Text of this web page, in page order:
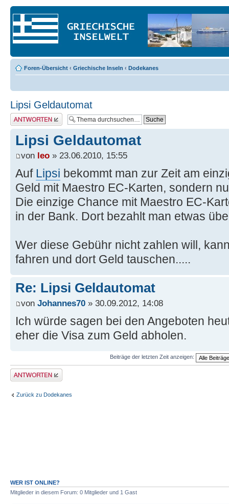
Foren-Übersicht ‹ Griechische Inseln ‹ Dodekanes
Lipsi Geldautomat
Antwort erstellen
Lipsi Geldautomat
von leo » 23.06.2010, 15:55
Auf Lipsi bekommt man zur Zeit am
Geld mit Maestro EC-Karten, sondern
Die einzige Chance mit Maestro EC-
in der Bank. Dort bezahlt man etwas
Wer diese Gebühr nicht zahlen will,
fahren und dort Geld tauschen.....
Re: Lipsi Geldautomat
von Johannes70 » 30.09.2012, 14:08
Ich würde sagen bei den Angeboten
eher die Visa zum Geld abholen.
Beiträge der letzten Zeit anzeigen:
Antwort erstellen
Zurück zu Dodekanes
WER IST ONLINE?
Mitglieder in diesem Forum: 0 Mitglieder und 1 Gast